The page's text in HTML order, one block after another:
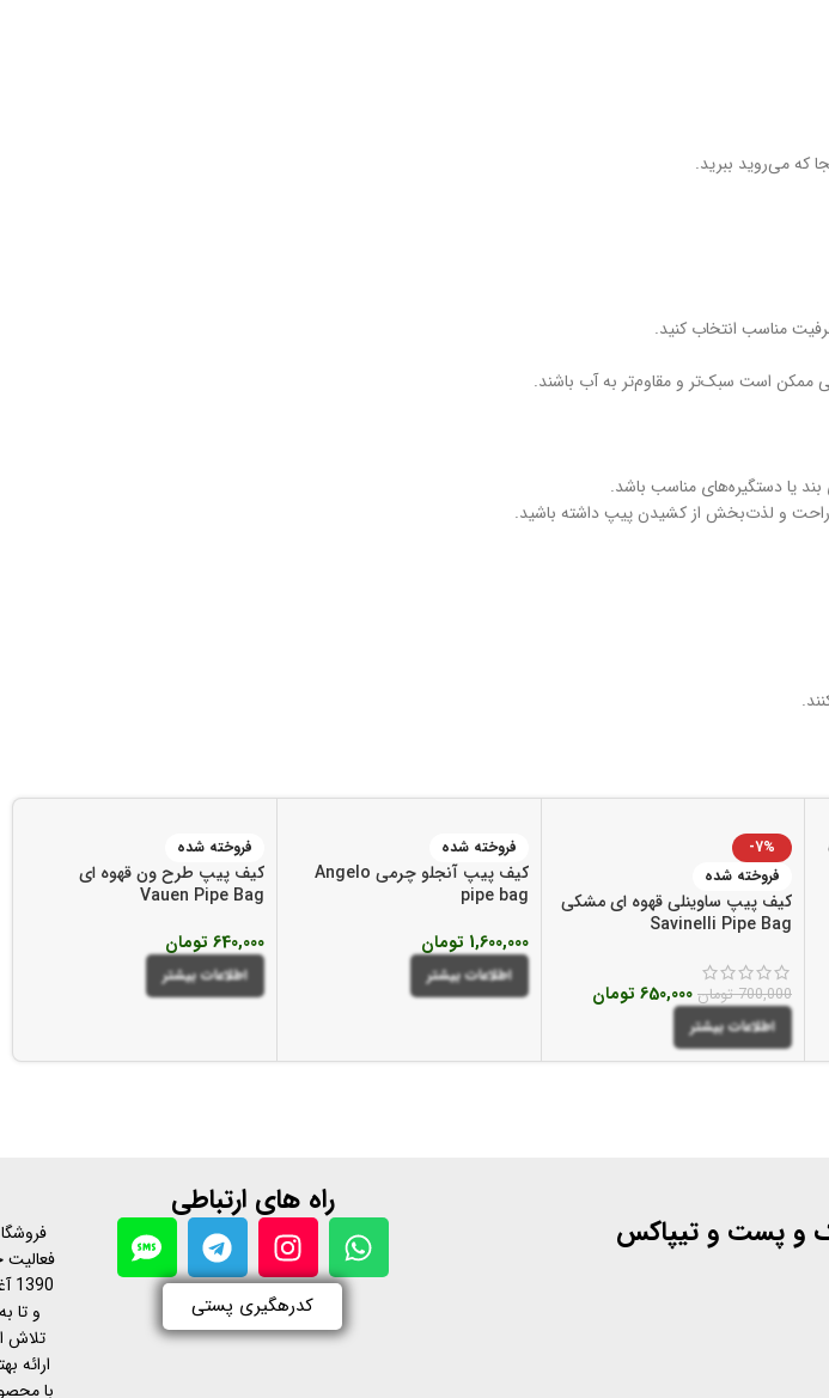
که می‌روید ببرید.
مناسب انتخاب کنید.
ممکن است سبک‌تر و مقاوم‌تر به آب باشند.
یا دستگیره‌های مناسب باشد.
راحت و لذت‌بخش از کشیدن پیپ داشته باشید.
-7%
فروخته شده
کیف پیپ ساوینلی قهوه ای مشکی
Savinelli Pipe Bag
700,000 تومان 650,000 تومان
اطلاعات بیشتر
فروخته شده
کیف پیپ آنجلو چرمی Angelo
pipe bag
1,600,000 تومان
اطلاعات بیشتر
فروخته شده
کیف پیپ طرح ون قهوه ای
Vauen Pipe Bag
640,000 تومان
اطلاعات بیشتر
و پست و تیپاکس
راه های ارتباطی
کدرهگیری پستی
فعالیت
و تا
تلاش
ارائه
با